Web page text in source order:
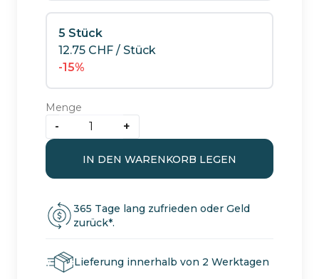
5 Stück
12.75 CHF / Stück
-15%
Menge
-
Nacht-
Tee
Hanf
quantity
+
IN DEN WARENKORB LEGEN
365 Tage lang zufrieden oder Geld
zurück*.
Lieferung innerhalb von 2 Werktagen